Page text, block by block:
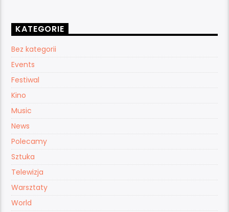
KATEGORIE
Bez kategorii
Events
Festiwal
Kino
Music
News
Polecamy
Sztuka
Telewizja
Warsztaty
World